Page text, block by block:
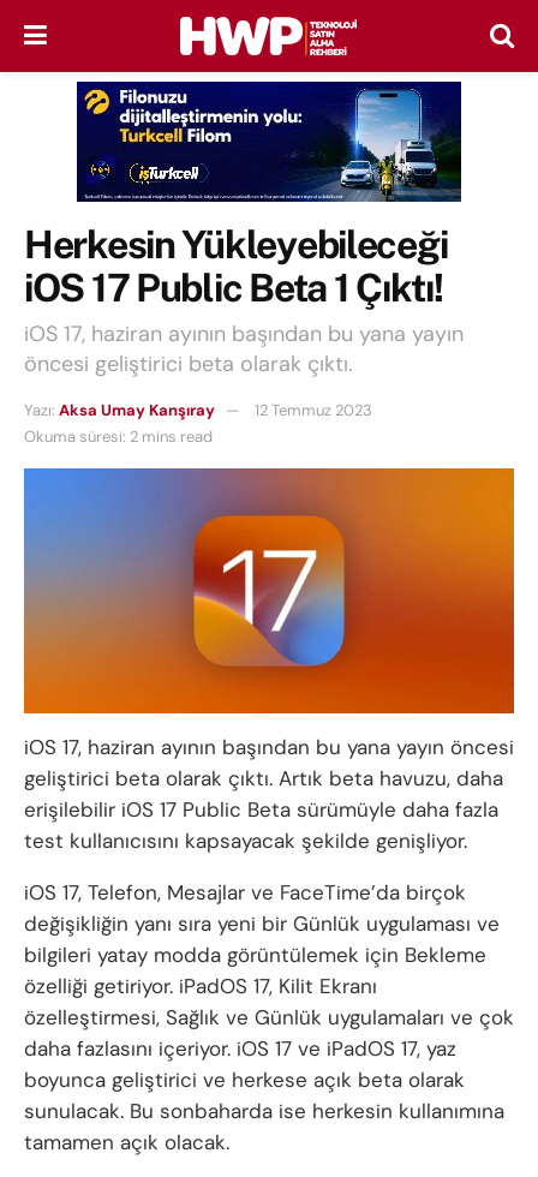
Herkesin Yükleyebileceği
iOS 17 Public Beta 1 Çıktı!
iOS 17, haziran ayının başından bu yana yayın
öncesi geliştirici beta olarak çıktı.
Yazı: Aksa Umay Kanşıray
12 Temmuz 2023
Okuma süresi: 2 mins read
iOS 17, haziran ayının başından bu yana yayın öncesi
geliştirici beta olarak çıktı. Artık beta havuzu, daha
erişilebilir iOS 17 Public Beta sürümüyle daha fazla
test kullanıcısını kapsayacak şekilde genişliyor.
iOS 17, Telefon, Mesajlar ve FaceTime’da birçok
değişikliğin yanı sıra yeni bir Günlük uygulaması ve
bilgileri yatay modda görüntülemek için Bekleme
özelliği getiriyor. iPadOS 17, Kilit Ekranı
özelleştirmesi, Sağlık ve Günlük uygulamaları ve çok
daha fazlasını içeriyor. iOS 17 ve iPadOS 17, yaz
boyunca geliştirici ve herkese açık beta olarak
sunulacak. Bu sonbaharda ise herkesin kullanımına
tamamen açık olacak.